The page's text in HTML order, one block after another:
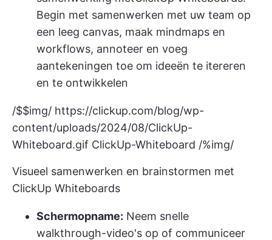
Begin met samenwerken met uw team op
een leeg canvas, maak mindmaps en
workflows, annoteer en voeg
aantekeningen toe om ideeën te itereren
en te ontwikkelen
/$$img/ https://clickup.com/blog/wp-
content/uploads/2024/08/ClickUp-
Whiteboard.gif ClickUp-Whiteboard /%img/
Visueel samenwerken en brainstormen met
ClickUp Whiteboards
Schermopname: Neem snelle
walkthrough-video's op of communiceer